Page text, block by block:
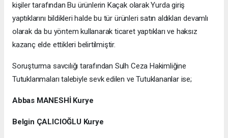
kişiler tarafından Bu ürünlerin Kaçak olarak Yurda giriş
yaptıklarını bildikleri halde bu tür ürünleri satın aldıkları devamlı
olarak da bu yöntem kullanarak ticaret yaptıkları ve haksız
kazanç elde ettikleri belirtilmiştir.
Soruşturma savcılığı tarafından Sulh Ceza Hakimliğine
Tutuklanmaları talebiyle sevk edilen ve Tutuklananlar ise;
Abbas MANESHİ Kurye
Belgin ÇALICIOĞLU Kurye